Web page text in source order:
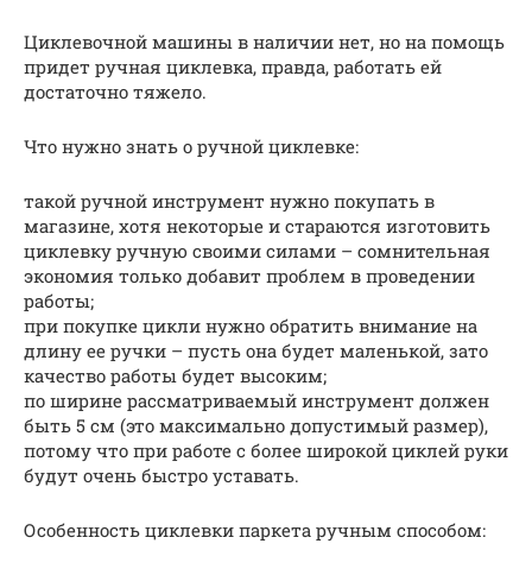
Циклевочной машины в наличии нет, но на помощь
придет ручная циклевка, правда, работать ей
достаточно тяжело.
Что нужно знать о ручной циклевке:
такой ручной инструмент нужно покупать в
магазине, хотя некоторые и стараются изготовить
циклевку ручную своими силами – сомнительная
экономия только добавит проблем в проведении
работы;
при покупке цикли нужно обратить внимание на
длину ее ручки – пусть она будет маленькой, зато
качество работы будет высоким;
по ширине рассматриваемый инструмент должен
быть 5 см (это максимально допустимый размер),
потому что при работе с более широкой циклей руки
будут очень быстро уставать.
Особенность циклевки паркета ручным способом: